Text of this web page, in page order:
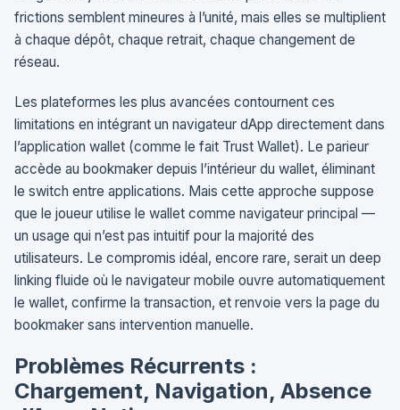
frictions semblent mineures à l’unité, mais elles se multiplient
à chaque dépôt, chaque retrait, chaque changement de
réseau.
Les plateformes les plus avancées contournent ces
limitations en intégrant un navigateur dApp directement dans
l’application wallet (comme le fait Trust Wallet). Le parieur
accède au bookmaker depuis l’intérieur du wallet, éliminant
le switch entre applications. Mais cette approche suppose
que le joueur utilise le wallet comme navigateur principal —
un usage qui n’est pas intuitif pour la majorité des
utilisateurs. Le compromis idéal, encore rare, serait un deep
linking fluide où le navigateur mobile ouvre automatiquement
le wallet, confirme la transaction, et renvoie vers la page du
bookmaker sans intervention manuelle.
Problèmes Récurrents :
Chargement, Navigation, Absence